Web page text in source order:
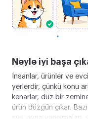
Neyle iyi başa
İnsanlar, ürünler ve
yerlerdir, çünkü konu
kenarlar, düz bir
ürün düzgün çıkar.
sıvı, ayna